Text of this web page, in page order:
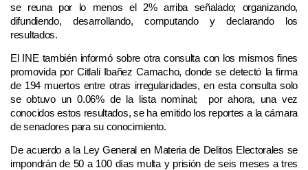
se reuna por lo menos el 2% arriba señalado; organizando,
difundiendo, desarrollando, computando y declarando los
resultados.
El INE también informó sobre otra consulta con los mismos fines
promovida por Citlali Ibañez Camacho, donde se detectó la firma
de 194 muertos entre otras irregularidades, en esta consulta solo
se obtuvo un 0.06% de la lista nominal; por ahora, una vez
conocidos estos resultados, se ha emitido los reportes a la cámara
de senadores para su conocimiento.
De acuerdo a la Ley General en Materia de Delitos Electorales se
impondrán de 50 a 100 días multa y prisión de seis meses a tres